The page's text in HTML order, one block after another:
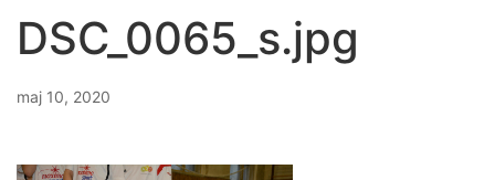
DSC_0065_s.jpg
maj 10, 2020